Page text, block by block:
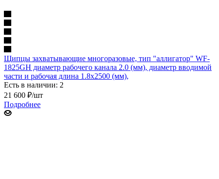
Щипцы захватывающие многоразовые, тип "аллигатор" WF-
1825GH диаметр рабочего канала 2.0 (мм), диаметр вводимой
части и рабочая длина 1.8х2500 (мм),
Есть в наличии: 2
21 600 ₽/шт
Подробнее